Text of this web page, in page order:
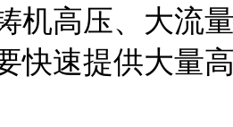
机高压、大流
快速提供大量